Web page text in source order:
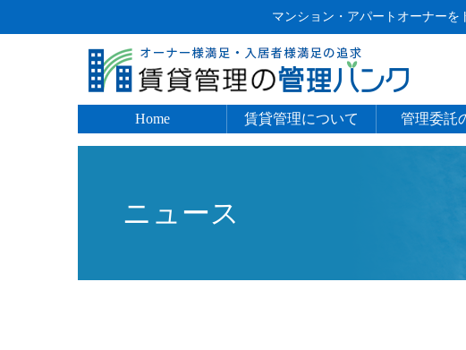
マンション・アパートオーナー
Home
賃貸管理について
入居募集
建物管理
入居者管理
家賃管理
管理委託
ニュース